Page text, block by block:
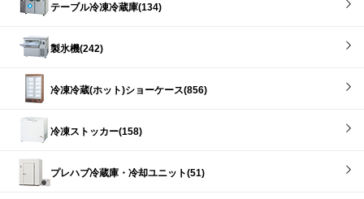
テーブル冷凍冷蔵庫(134)
製氷機(242)
冷凍冷蔵(ホット)ショーケース(856)
冷凍ストッカー(158)
プレハブ冷蔵庫・冷却ユニット(51)